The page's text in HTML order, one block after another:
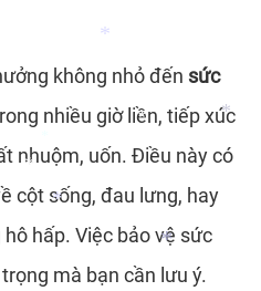
*
*
*
không nhỏ đến sức
nhiều giờ liền, tiếp xúc
nhuộm, uốn. Điều này có
cột sống, đau lưng, hay
hấp. Việc bảo vệ sức
mà bạn cần lưu ý.